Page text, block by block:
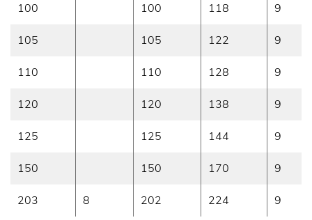
100 100 118 9
105 105 122 9
110 110 128 9
120 120 138 9
125 125 144 9
150 150 170 9
203 8 202 224 9